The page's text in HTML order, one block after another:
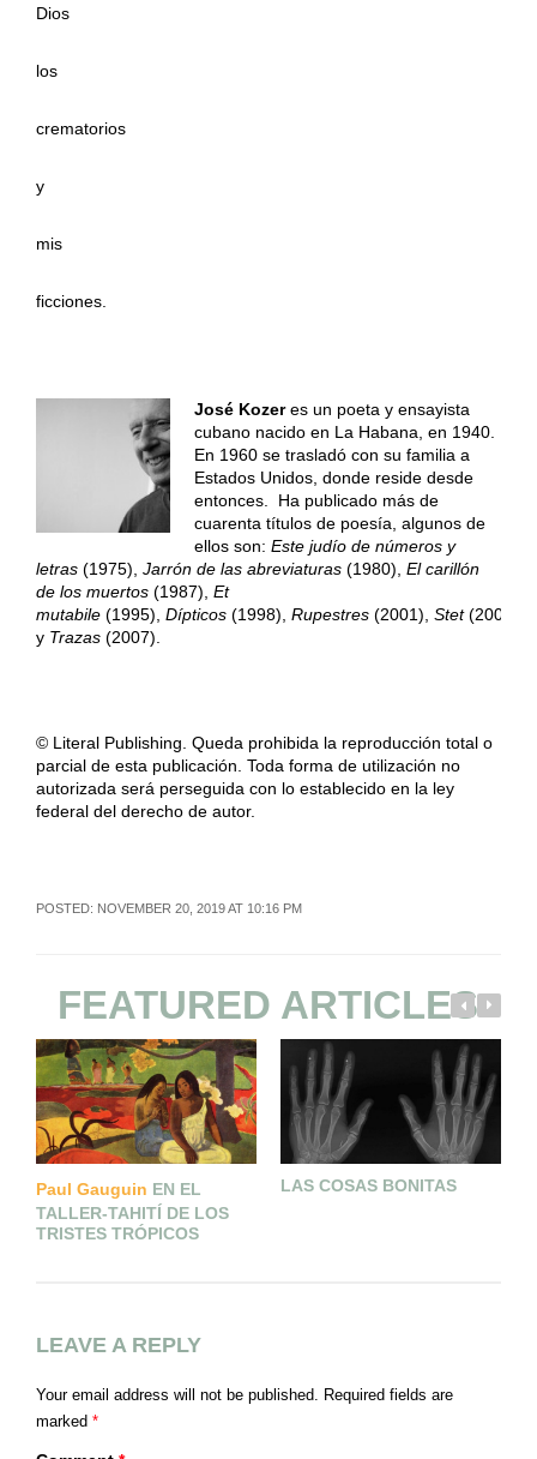
Dios
los
crematorios
y
mis
ficciones.
José Kozeres un poeta y ensayista
cubano nacido en La Habana, en 1940.
En 1960 se trasladó con su familia a
Estados Unidos, donde reside desde
entonces. Ha publicado más de
cuarenta títulos de poesía, algunos de
ellos son: Este judío de números y
letras(1975), Jarrón de las abreviaturas(1980), El carillón
de los muertos(1987), Et
mutabile(1995), Dípticos (1998), Rupestres(2001), Stet(2006)
y Trazas (2007).
© Literal Publishing. Queda prohibida la reproducción total o
parcial de esta publicación. Toda forma de utilización no
autorizada será perseguida con lo establecido en la ley
federal del derecho de autor.
POSTED: NOVEMBER 20, 2019 AT 10:16 PM
FEATURED ARTICLES
Paul Gauguin EN EL
TALLER-TAHITÍ DE LOS
TRISTES TRÓPICOS
LAS COSAS BONITAS
LEAVE A REPLY
Your email address will not be published. Required fields are
marked *